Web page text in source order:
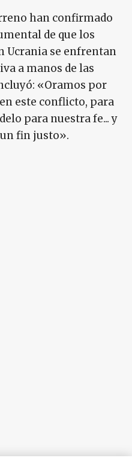
han confirmado
de que los
Ucrania se enfrentan
a manos de las
«Oramos por
este conflicto, para
para nuestra fe... y
fin justo».